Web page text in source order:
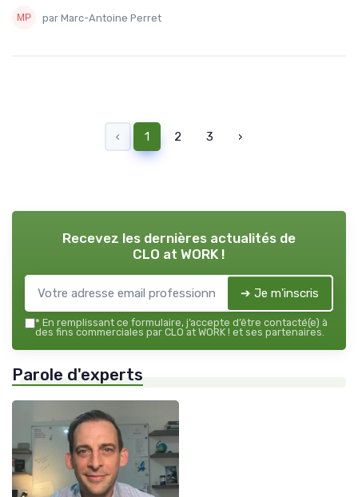
par Marc-Antoine Perret
‹ 1 2 3 ›
Recevez les dernières actualités de
CLO at WORK !
➔ Je m'inscris
* En remplissant ce formulaire, j’accepte d’être contacté(e) à
des fins commerciales par CLO at WORK ! et ses partenaires.
Parole d'experts